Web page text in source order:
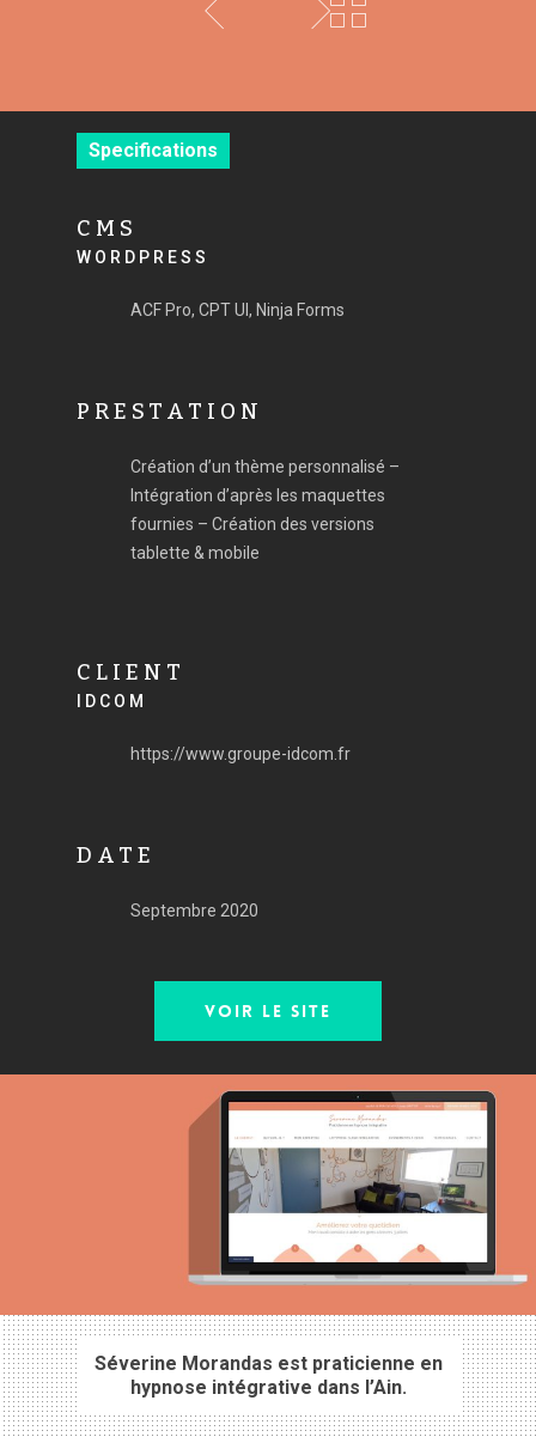
Specifications
CMS
WORDPRESS
ACF Pro, CPT UI, Ninja Forms
PRESTATION
Création d’un thème personnalisé –
Intégration d’après les maquettes
fournies – Création des versions
tablette & mobile
CLIENT
IDCOM
https://www.groupe-idcom.fr
DATE
Septembre 2020
VOIR LE SITE
Séverine Morandas est praticienne en
hypnose intégrative dans l’Ain.